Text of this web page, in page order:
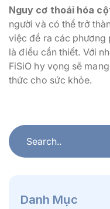
Nguy cơ thoái hóa
người và có thể trở
việc đề ra các phương
là điều cần thiết. Với
FiSiO hy vọng sẽ
thức cho sức khỏe.
Danh Mục